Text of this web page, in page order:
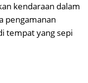
kendaraan dalam
pengamanan
tempat yang sepi